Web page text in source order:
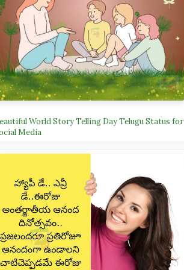
World Story Telling Day Telugu Status for
Media